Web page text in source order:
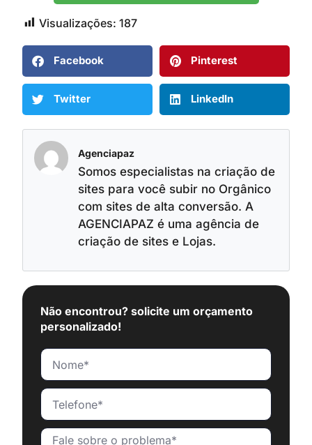
Visualizações: 187
Facebook Pinterest
Twitter LinkedIn
Agenciapaz
Somos especialistas na criação de
sites para você subir no Orgânico
com sites de alta conversão. A
AGENCIAPAZ é uma agência de
criação de sites e Lojas.
Não encontrou? solicite um orçamento
personalizado!